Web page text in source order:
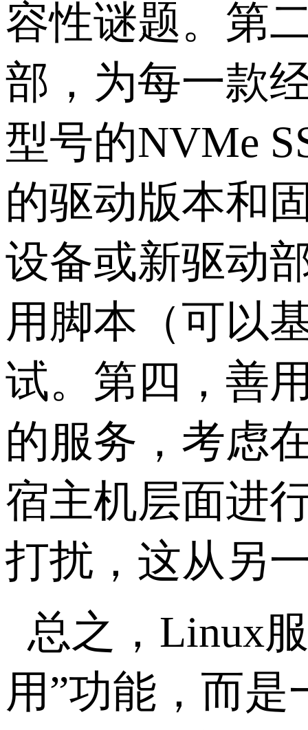
容性谜题。第
部，为每一款
型号的NVMe
的驱动版本和
设备或新驱动
用脚本（可以
试。第四，善
的服务，考虑
宿主机层面进
打扰，这从另
总之， Linux
用”功能，而